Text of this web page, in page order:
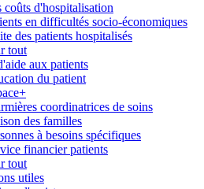
coûts d'hospitalisation
en difficultés socio-économiques
des patients hospitalisés
tout
aux patients
du patient
coordinatrices de soins
des familles
à besoins spécifiques
financier patients
tout
utiles